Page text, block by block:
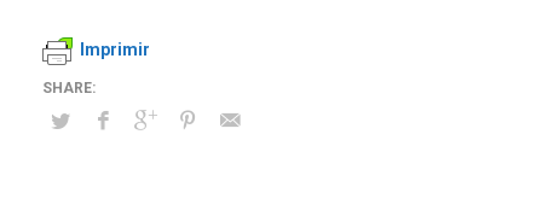
Imprimir